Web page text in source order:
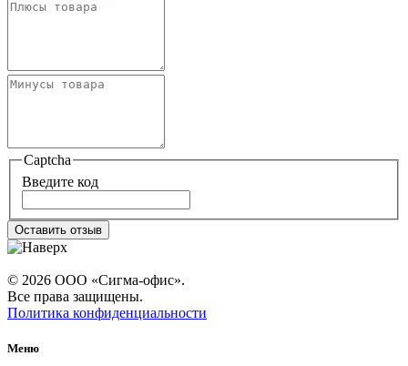
Captcha
Введите код
Оставить отзыв
© 2026 ООО «Сигма-офис».
Все права защищены.
Политика конфиденциальности
Меню